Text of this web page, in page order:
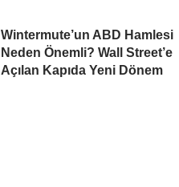
Wintermute’un ABD Hamlesi
Neden Önemli? Wall Street’e
Açılan Kapıda Yeni Dönem